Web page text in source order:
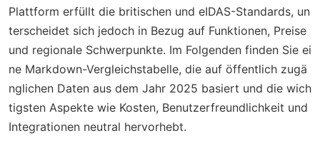
Plattform erfüllt die britischen und eIDAS-Standards, un
terscheidet sich jedoch in Bezug auf Funktionen, Preise
und regionale Schwerpunkte. Im Folgenden finden Sie ei
ne Markdown-Vergleichstabelle, die auf öffentlich zugä
nglichen Daten aus dem Jahr 2025 basiert und die wich
tigsten Aspekte wie Kosten, Benutzerfreundlichkeit und
Integrationen neutral hervorhebt.